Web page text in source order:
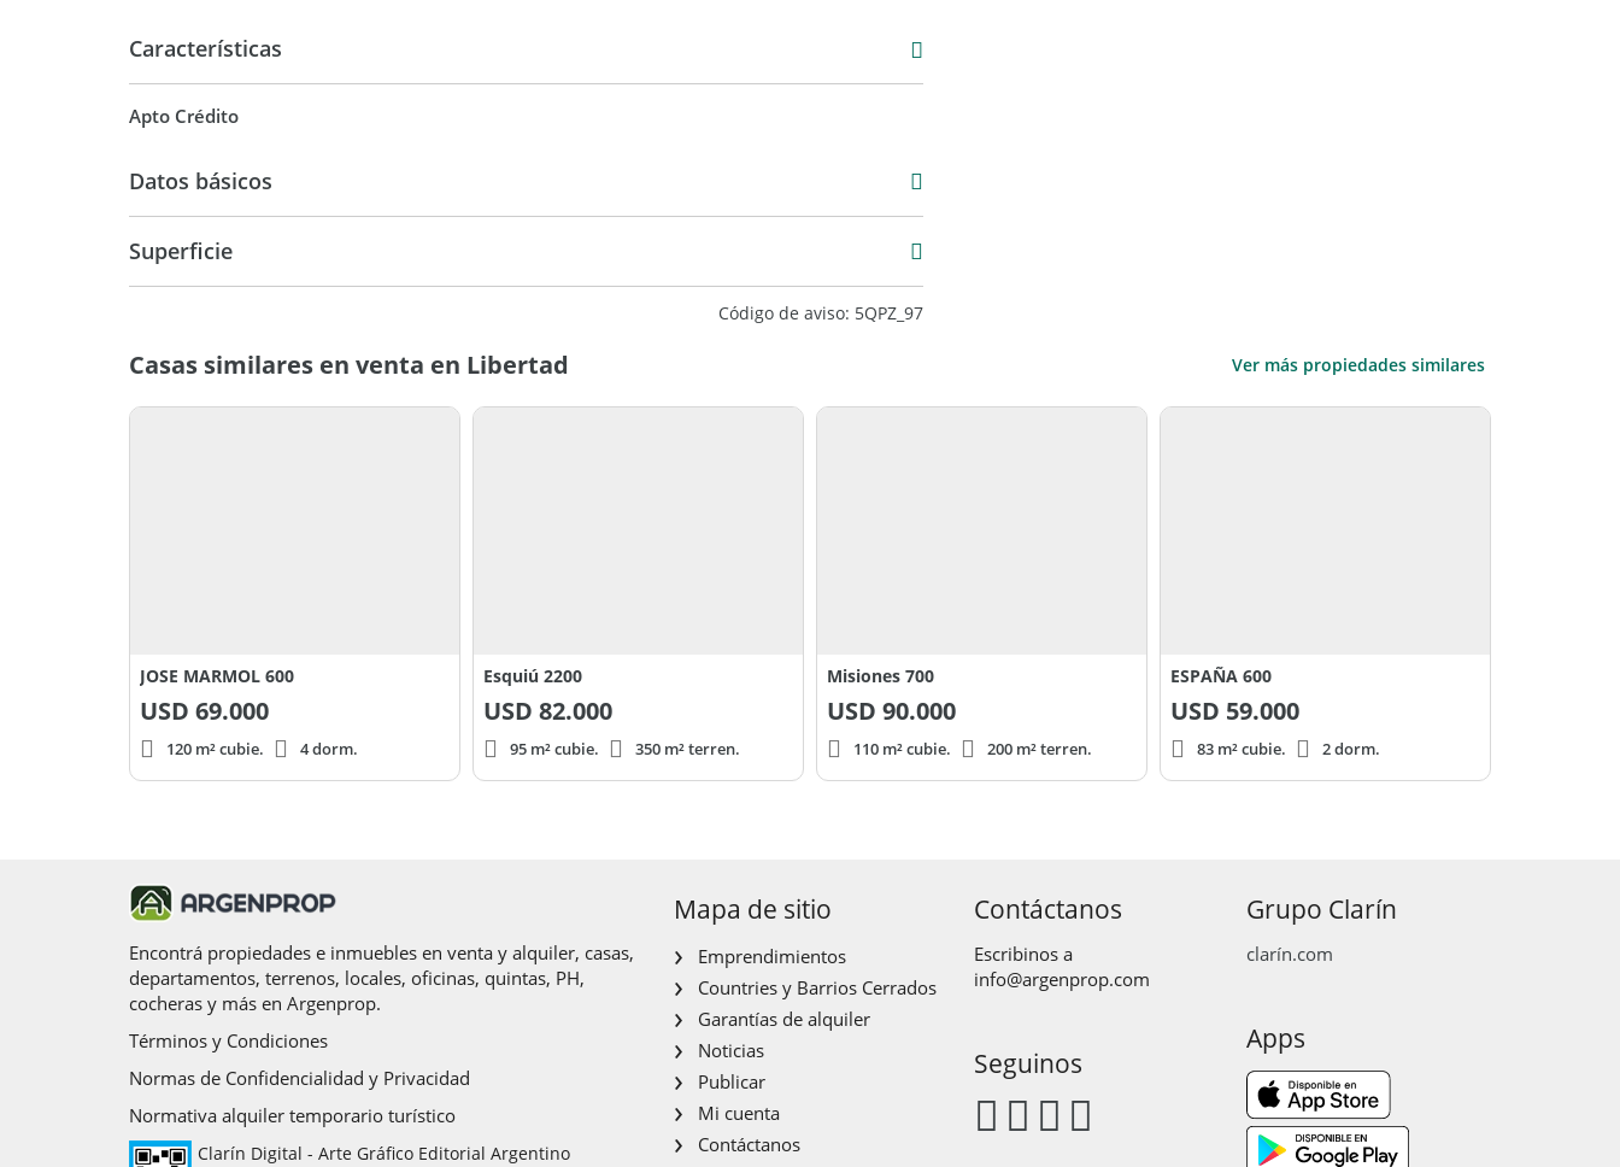
Características
Apto Crédito
Datos básicos
Superficie
Código de aviso: 5QPZ_97
Casas similares en venta en Libertad Ver más propiedades similares
JOSE MARMOL 600
USD 69.000
120 m² cubie. 4 dorm.
Esquiú 2200
USD 82.000
95 m² cubie. 350 m² terren.
Misiones 700
USD 90.000
110 m² cubie. 200 m² terren.
ESPAÑA 600
USD 59.000
83 m² cubie. 2 dorm.
Encontrá propiedades e inmuebles en venta y alquiler, casas,
departamentos, terrenos, locales, oficinas, quintas, PH,
cocheras y más en Argenprop.
Términos y Condiciones
Normas de Confidencialidad y Privacidad
Normativa alquiler temporario turístico
Clarín Digital - Arte Gráfico Editorial Argentino
Mapa de sitio
Emprendimientos
Countries y Barrios Cerrados
Garantías de alquiler
Noticias
Publicar
Mi cuenta
Contáctanos
Contáctanos
Escribinos a
info@argenprop.com
Seguinos
Grupo Clarín
clarín.com
Apps